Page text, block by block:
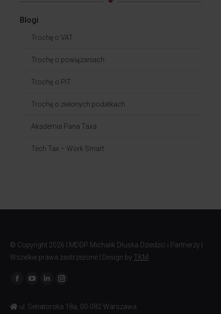
Blogi
Trochę o VAT
Trochę o powiązaniach​
Trochę o PIT
Trochę o zielonych podatkach
Akademia Pana Taxa
Tech Tax – Work Smart
© Copyright 2026 | MDDP Michalik Dłuska Dziedzic i Partnerzy |
Wszelkie prawa zastrzeżone | Design by TKM
Znajdź nas na:
ul. Senatorska 18a, 00-082 Warszawa